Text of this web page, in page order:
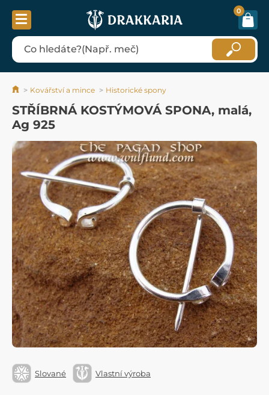
0
Kovářství a mince Historické spony
STŘÍBRNÁ KOSTÝMOVÁ SPONA, malá,
Ag 925
Slované Vlastní výroba